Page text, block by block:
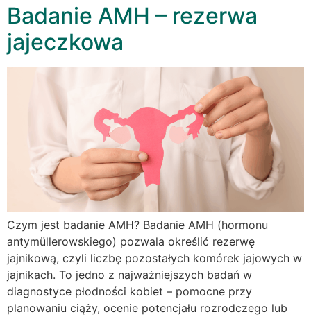
Badanie AMH – rezerwa
jajeczkowa
Czym jest badanie AMH? Badanie AMH (hormonu
antymüllerowskiego) pozwala określić rezerwę
jajnikową, czyli liczbę pozostałych komórek jajowych w
jajnikach. To jedno z najważniejszych badań w
diagnostyce płodności kobiet – pomocne przy
planowaniu ciąży, ocenie potencjału rozrodczego lub